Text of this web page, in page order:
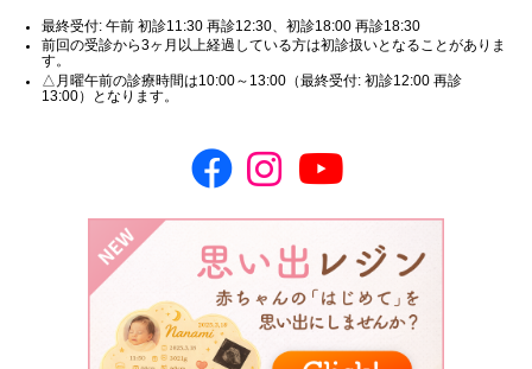
最終受付: 午前 初診11:30 再診12:30、初診18:00 再診18:30
前回の受診から3ヶ月以上経過している方は初診扱いとなることがありま
す。
△月曜午前の診療時間は10:00～13:00（最終受付: 初診12:00 再診
13:00）となります。